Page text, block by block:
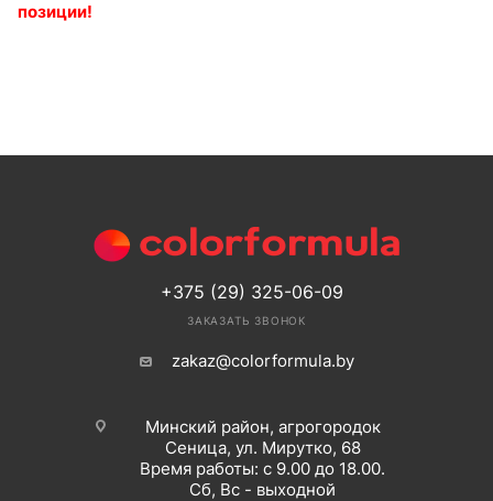
позиции!
+375 (29) 325-06-09
ЗАКАЗАТЬ ЗВОНОК
zakaz@colorformula.by
Минский район, агрогородок
Сеница, ул. Мирутко, 68
Время работы: с 9.00 до 18.00.
Сб, Вс - выходной